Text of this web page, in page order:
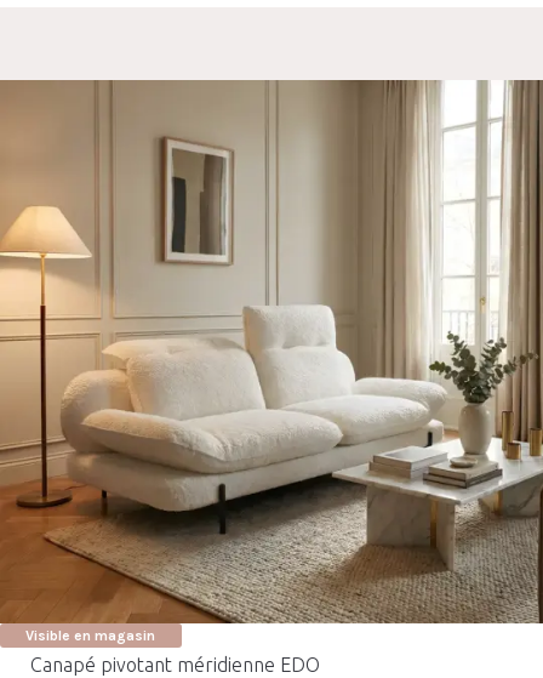
Visible en magasin
Canapé pivotant méridienne EDO